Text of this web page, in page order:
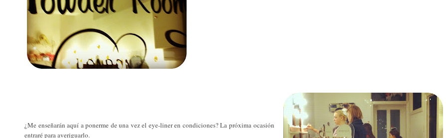
¿Me enseñarán aquí a ponerme de una vez el eye-liner en condiciones? La próxima ocasión
entraré para averiguarlo.